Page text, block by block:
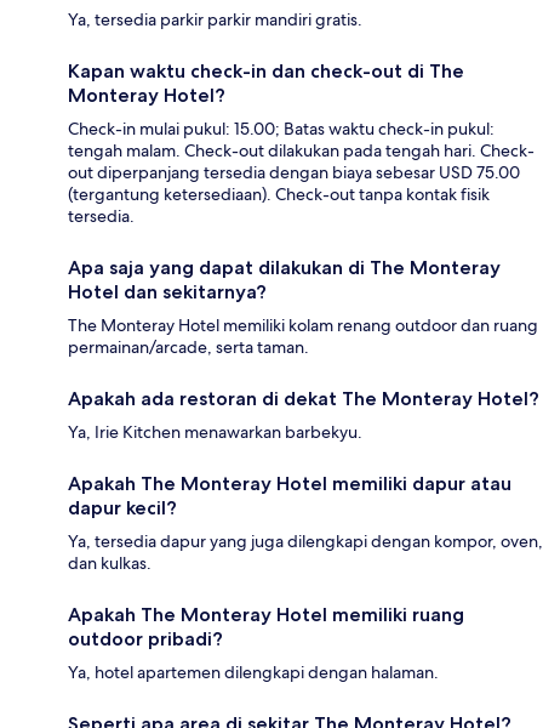
Ya, tersedia parkir parkir mandiri gratis.
Kapan waktu check-in dan check-out di The
Monteray Hotel?
Check-in mulai pukul: 15.00; Batas waktu check-in pukul:
tengah malam. Check-out dilakukan pada tengah hari. Check-
out diperpanjang tersedia dengan biaya sebesar USD 75.00
(tergantung ketersediaan). Check-out tanpa kontak fisik
tersedia.
Apa saja yang dapat dilakukan di The Monteray
Hotel dan sekitarnya?
The Monteray Hotel memiliki kolam renang outdoor dan ruang
permainan/arcade, serta taman.
Apakah ada restoran di dekat The Monteray Hotel?
Ya, Irie Kitchen menawarkan barbekyu.
Apakah The Monteray Hotel memiliki dapur atau
dapur kecil?
Ya, tersedia dapur yang juga dilengkapi dengan kompor, oven,
dan kulkas.
Apakah The Monteray Hotel memiliki ruang
outdoor pribadi?
Ya, hotel apartemen dilengkapi dengan halaman.